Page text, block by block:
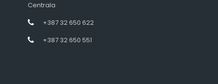
Centrala
+387 32 650 622
+387 32 650 551